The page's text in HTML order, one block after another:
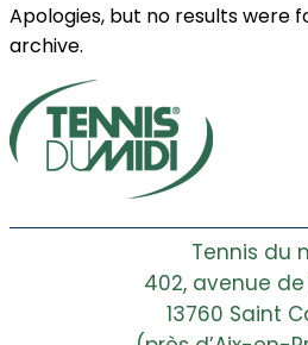
Apologies, but no results were
archive.
Tennis du
402, avenue de
13760 Saint